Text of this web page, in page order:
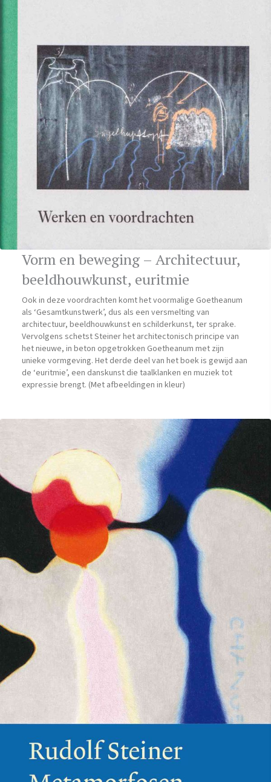
Vorm en beweging – Architectuur,
beeldhouwkunst, euritmie
Ook in deze voordrachten komt het voormalige Goetheanum
als ‘Gesamtkunstwerk’, dus als een versmelting van
architectuur, beeldhouwkunst en schilderkunst, ter sprake.
Vervolgens schetst Steiner het architectonisch principe van
het nieuwe, in beton opgetrokken Goetheanum met zijn
unieke vormgeving. Het derde deel van het boek is gewijd aan
de ‘euritmie’, een danskunst die taalklanken en muziek tot
expressie brengt. (Met afbeeldingen in kleur)